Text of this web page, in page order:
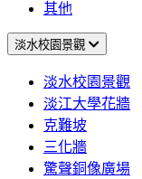
其他
淡水校園景觀
淡水校園景觀
淡江大學花牆
克難坡
三化牆
驚聲銅像廣場